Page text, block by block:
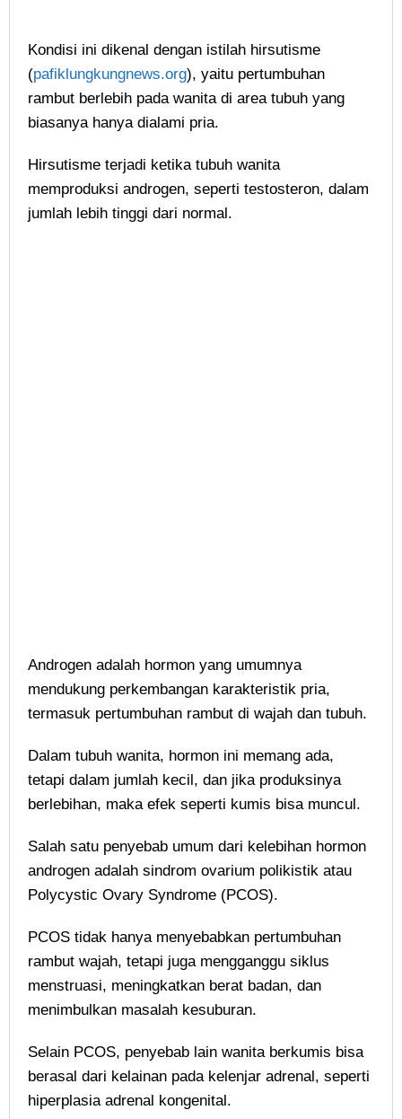
Kondisi ini dikenal dengan istilah hirsutisme
(pafiklungkungnews.org), yaitu pertumbuhan
rambut berlebih pada wanita di area tubuh yang
biasanya hanya dialami pria.
Hirsutisme terjadi ketika tubuh wanita
memproduksi androgen, seperti testosteron, dalam
jumlah lebih tinggi dari normal.
Androgen adalah hormon yang umumnya
mendukung perkembangan karakteristik pria,
termasuk pertumbuhan rambut di wajah dan tubuh.
Dalam tubuh wanita, hormon ini memang ada,
tetapi dalam jumlah kecil, dan jika produksinya
berlebihan, maka efek seperti kumis bisa muncul.
Salah satu penyebab umum dari kelebihan hormon
androgen adalah sindrom ovarium polikistik atau
Polycystic Ovary Syndrome (PCOS).
PCOS tidak hanya menyebabkan pertumbuhan
rambut wajah, tetapi juga mengganggu siklus
menstruasi, meningkatkan berat badan, dan
menimbulkan masalah kesuburan.
Selain PCOS, penyebab lain wanita berkumis bisa
berasal dari kelainan pada kelenjar adrenal, seperti
hiperplasia adrenal kongenital.